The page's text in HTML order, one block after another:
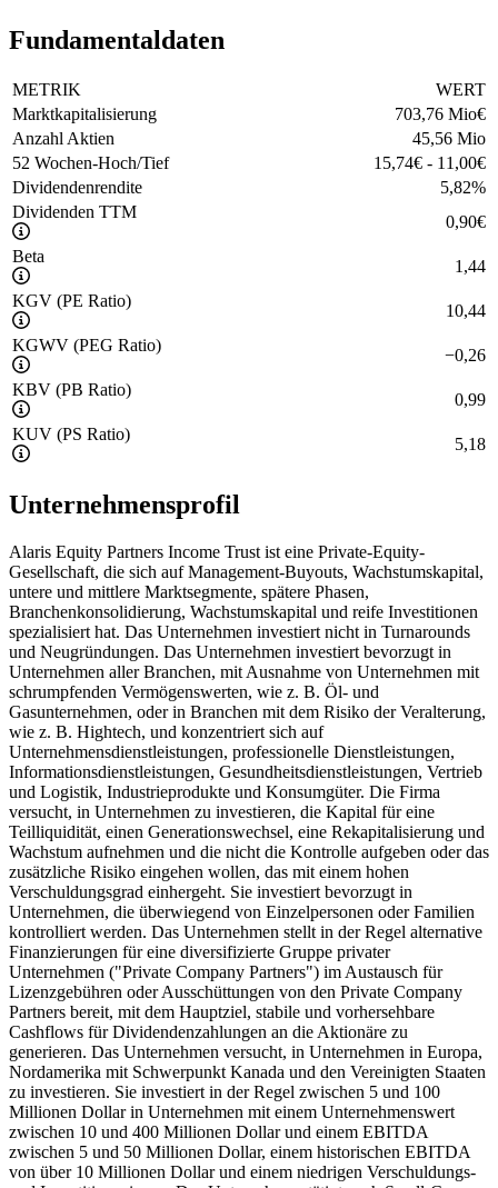
Fundamentaldaten
METRIK
WERT
Marktkapitalisierung
703,76 Mio€
Anzahl Aktien
45,56 Mio
52 Wochen-Hoch/Tief
15,74€ - 11,00€
Dividendenrendite
5,82%
Dividenden TTM
0,90€
Beta
1,44
KGV (PE Ratio)
10,44
KGWV (PEG Ratio)
−0,26
KBV (PB Ratio)
0,99
KUV (PS Ratio)
5,18
Unternehmensprofil
Alaris Equity Partners Income Trust ist eine Private-Equity-
Gesellschaft, die sich auf Management-Buyouts, Wachstumskapital,
untere und mittlere Marktsegmente, spätere Phasen,
Branchenkonsolidierung, Wachstumskapital und reife Investitionen
spezialisiert hat. Das Unternehmen investiert nicht in Turnarounds
und Neugründungen. Das Unternehmen investiert bevorzugt in
Unternehmen aller Branchen, mit Ausnahme von Unternehmen mit
schrumpfenden Vermögenswerten, wie z. B. Öl- und
Gasunternehmen, oder in Branchen mit dem Risiko der Veralterung,
wie z. B. Hightech, und konzentriert sich auf
Unternehmensdienstleistungen, professionelle Dienstleistungen,
Informationsdienstleistungen, Gesundheitsdienstleistungen, Vertrieb
und Logistik, Industrieprodukte und Konsumgüter. Die Firma
versucht, in Unternehmen zu investieren, die Kapital für eine
Teilliquidität, einen Generationswechsel, eine Rekapitalisierung und
Wachstum aufnehmen und die nicht die Kontrolle aufgeben oder das
zusätzliche Risiko eingehen wollen, das mit einem hohen
Verschuldungsgrad einhergeht. Sie investiert bevorzugt in
Unternehmen, die überwiegend von Einzelpersonen oder Familien
kontrolliert werden. Das Unternehmen stellt in der Regel alternative
Finanzierungen für eine diversifizierte Gruppe privater
Unternehmen ("Private Company Partners") im Austausch für
Lizenzgebühren oder Ausschüttungen von den Private Company
Partners bereit, mit dem Hauptziel, stabile und vorhersehbare
Cashflows für Dividendenzahlungen an die Aktionäre zu
generieren. Das Unternehmen versucht, in Unternehmen in Europa,
Nordamerika mit Schwerpunkt Kanada und den Vereinigten Staaten
zu investieren. Sie investiert in der Regel zwischen 5 und 100
Millionen Dollar in Unternehmen mit einem Unternehmenswert
zwischen 10 und 400 Millionen Dollar und einem EBITDA
zwischen 5 und 50 Millionen Dollar, einem historischen EBITDA
von über 10 Millionen Dollar und einem niedrigen Verschuldungs-